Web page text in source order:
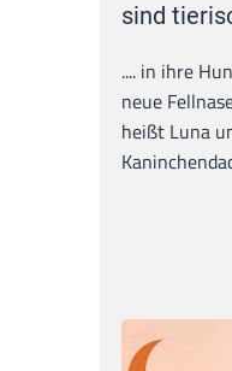
sind
.... in ihre
neue
heißt Luna